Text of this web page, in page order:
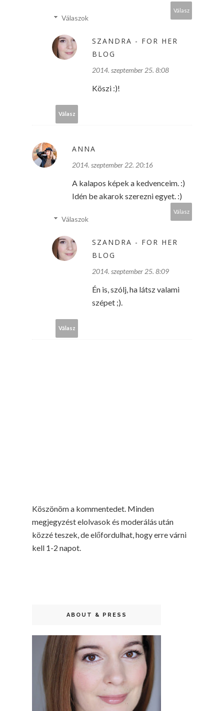
Válasz
Válaszok
SZANDRA - FOR HER
BLOG
2014. szeptember 25. 8:08
Köszi :)!
Válasz
ANNA
2014. szeptember 22. 20:16
A kalapos képek a kedvenceim. :)
Idén be akarok szerezni egyet. :)
Válasz
Válaszok
SZANDRA - FOR HER
BLOG
2014. szeptember 25. 8:09
Én is, szólj, ha látsz valami
szépet ;).
Válasz
Köszönöm a kommentedet. Minden
megjegyzést elolvasok és moderálás után
közzé teszek, de előfordulhat, hogy erre várni
kell 1-2 napot.
ABOUT & PRESS